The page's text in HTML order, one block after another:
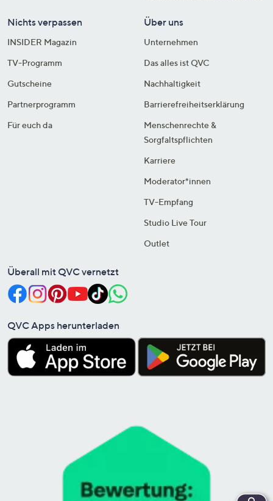
Nichts verpassen
INSIDER Magazin
TV-Programm
Gutscheine
Partnerprogramm
Für euch da
Über uns
Unternehmen
Das alles ist QVC
Nachhaltigkeit
Barrierefreiheitserklärung
Menschenrechte &
Sorgfaltspflichten
Karriere
Moderator*innen
TV-Empfang
Studio Live Tour
Outlet
Überall mit QVC vernetzt
QVC Apps herunterladen